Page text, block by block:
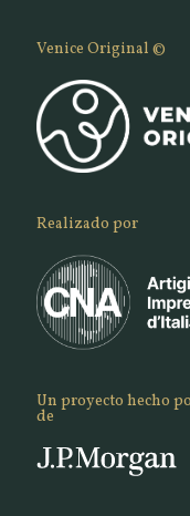
Venice Original ©
Realizado por
Un proyecto hecho
de